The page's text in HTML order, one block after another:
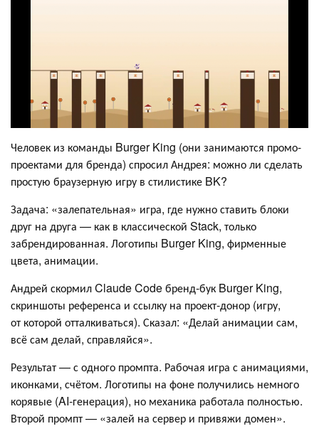
Человек из команды Burger King (они занимаются промо-
проектами для бренда) спросил Андрея: можно ли сделать
простую браузерную игру в стилистике BK?
Задача: «залепательная» игра, где нужно ставить блоки
друг на друга — как в классической Stack, только
забрендированная. Логотипы Burger King, фирменные
цвета, анимации.
Андрей скормил Claude Code бренд-бук Burger King,
скриншоты референса и ссылку на проект-донор (игру,
от которой отталкиваться). Сказал: «Делай анимации сам,
всё сам делай, справляйся».
Результат — с одного промпта. Рабочая игра с анимациями,
иконками, счётом. Логотипы на фоне получились немного
корявые (AI-генерация), но механика работала полностью.
Второй промпт — «залей на сервер и привяжи домен».